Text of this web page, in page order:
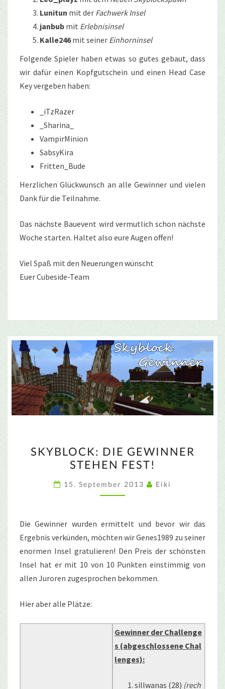
Lunitun mit der Fachwerk Insel
janbub mit Erlebnisinsel
Kalle246mit seiner Einhorninsel
Folgende Spieler haben etwas so gutes gebaut, dass
wir dafür einen Kopfgutschein und einen Head Case
Key vergeben haben:
_iTzRazer
_Sharina_
VampirMinion
SabsyKira
Fritten_Bude
Herzlichen Glückwunsch an alle Gewinner und vielen
Dank für die Teilnahme.
Das nächste Bauevent wird vermutlich schon nächste
Woche starten. Haltet also eure Augen offen!
Viel Spaß mit den Neuerungen wünscht
Euer Cubeside-Team
DIE
GEWINNER
STEHEN
FEST!
SKYBLOCK: DIE GEWINNER
STEHEN FEST!
15. September 2013 Eiki
Die Gewinner wurden ermittelt und bevor wir das
Ergebnis verkünden, möchten wir Genes1989 zu seiner
enormen Insel gratulieren! Den Preis der schönsten
Insel hat er mit 10 von 10 Punkten einstimmig von
allen Juroren zugesprochen bekommen.
Hier aber alle Plätze:
Gewinner der Challenge
s (abgeschlossene Chal
lenges):
sillwanas (28) (rech